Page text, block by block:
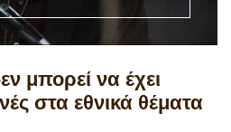
μπορεί να έχει
στα εθνικά θέματα